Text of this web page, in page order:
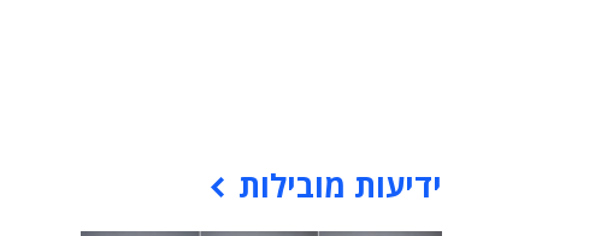
ידיעות מובילות